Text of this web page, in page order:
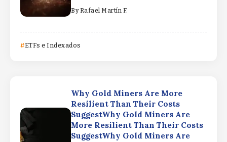
By Rafael Martín F.
ETFs e Indexados
Why Gold Miners Are More
Resilient Than Their Costs
SuggestWhy Gold Miners Are
More Resilient Than Their Costs
SuggestWhy Gold Miners Are